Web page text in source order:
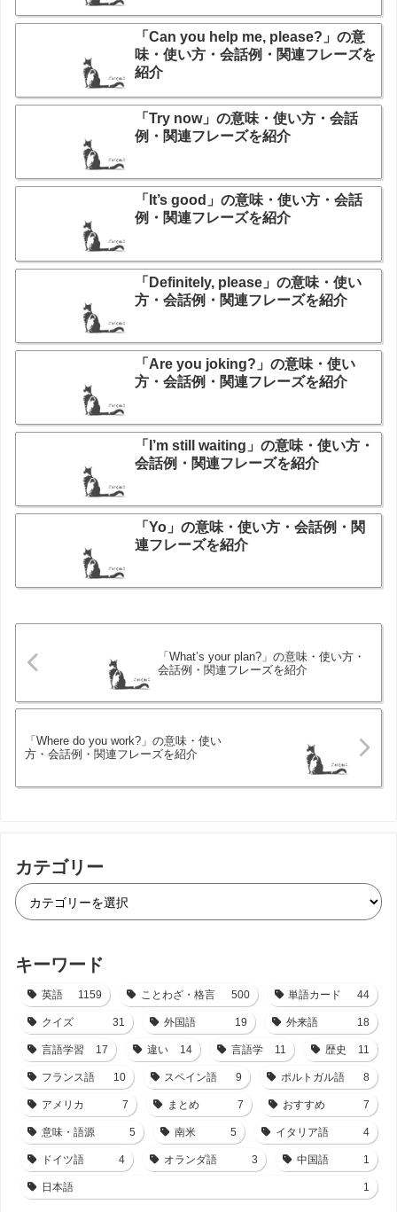
「Can you help me, please?」の意
味・使い方・会話例・関連フレーズを
紹介
「Try now」の意味・使い方・会話
例・関連フレーズを紹介
「It’s good」の意味・使い方・会話
例・関連フレーズを紹介
「Definitely, please」の意味・使い
方・会話例・関連フレーズを紹介
「Are you joking?」の意味・使い
方・会話例・関連フレーズを紹介
「I’m still waiting」の意味・使い方・
会話例・関連フレーズを紹介
「Yo」の意味・使い方・会話例・関
連フレーズを紹介
「What’s your plan?」の意味・使い方・
会話例・関連フレーズを紹介
「Where do you work?」の意味・使い
方・会話例・関連フレーズを紹介
カテゴリー
キーワード
英語 1159 ことわざ・格言 500 単語カード 44
クイズ 31 外国語 19 外来語 18
言語学習 17 違い 14 言語学 11 歴史 11
フランス語 10 スペイン語 9 ポルトガル語 8
アメリカ 7 まとめ 7 おすすめ 7
意味・語源 5 南米 5 イタリア語 4
ドイツ語 4 オランダ語 3 中国語 1
日本語 1